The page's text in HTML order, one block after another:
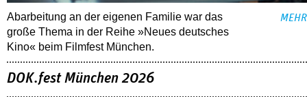
Abarbeitung an der eigenen Familie war das
große Thema in der Reihe »Neues deutsches
Kino« beim Filmfest München.
MEHR
DOK.fest München 2026